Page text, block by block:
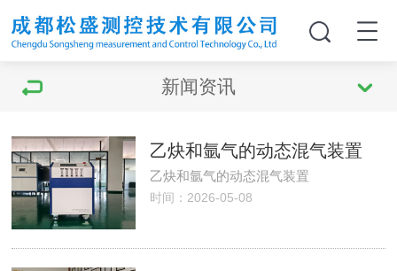
新闻资讯
乙炔和氩气的动态混气装置
乙炔和氩气的动态混气装置
时间：2026-05-08